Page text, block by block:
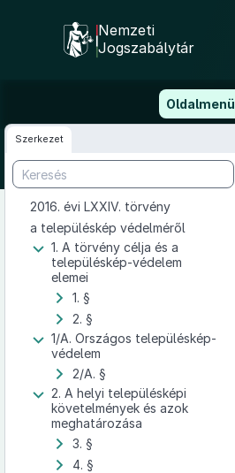
tartalomra
Nemzeti
Jogszabálytár
Oldalmenü
Szerkezet
2016. évi LXXIV. törvény
a településkép védelméről
1. A törvény célja és a
településkép-védelem
elemei
1. §
2. §
1/A. Országos településkép-
védelem
2/A. §
2. A helyi településképi
követelmények és azok
meghatározása
3. §
4. §